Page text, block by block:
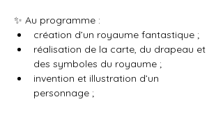
✨ Au programme :
création d’un royaume fantastique ;
réalisation de la carte, du drapeau et
des symboles du royaume ;
invention et illustration d’un
personnage ;